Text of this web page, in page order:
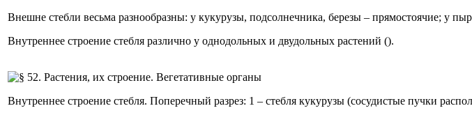
Внешне стебли весьма разнообразны: у кукурузы, подсолнечника, березы – прямостоячие; у
Внутреннее строение стебля различно у однодольных и двудольных растений ().
Внутреннее строение стебля. Поперечный разрез: 1 – стебля кукурузы (сосудистые пучки